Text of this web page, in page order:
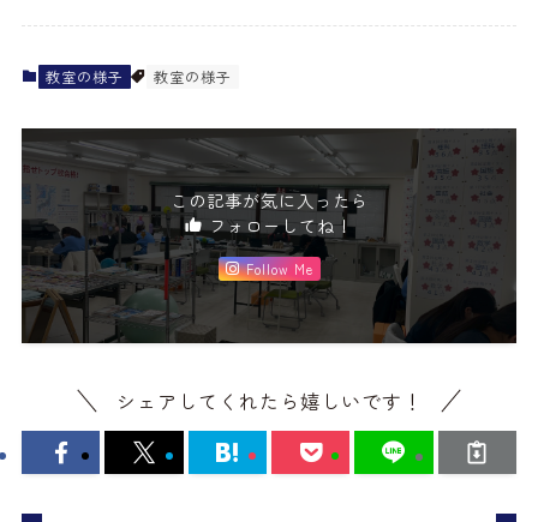
教室の様子 教室の様子
この記事が気に入ったら
フォローしてね！
Follow Me
シェアしてくれたら嬉しいです！